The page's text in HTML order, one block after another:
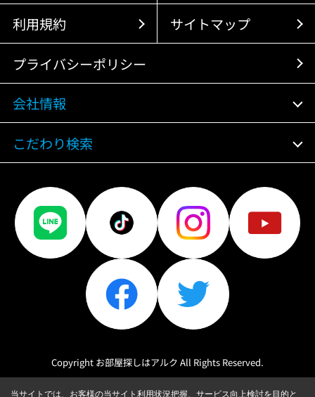
利用規約 サイトマップ
プライバシーポリシー
会社情報
こだわり検索
Copyright お部屋探しはアルク All Rights Reserved.
当サイトでは、お客様の当サイト利用状況把握、サービス向上検討を目的と